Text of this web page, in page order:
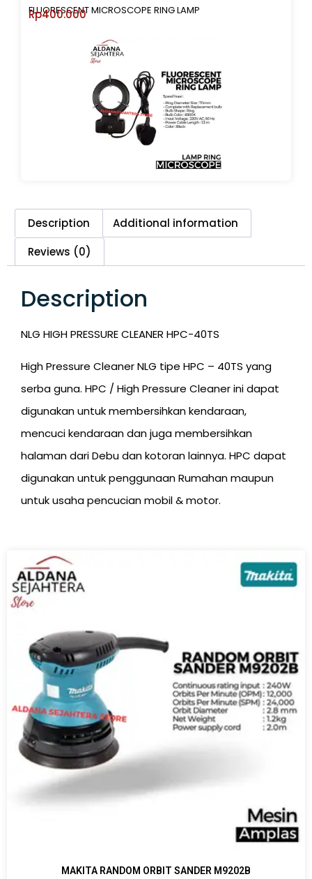
FLUORESCENT MICROSCOPE RING LAMP
Rp400.000
Description
Additional information
Reviews (0)
Description
NLG HIGH PRESSURE CLEANER HPC-40TS
High Pressure Cleaner NLG tipe HPC – 40TS yang
serba guna. HPC / High Pressure Cleaner ini dapat
digunakan untuk membersihkan kendaraan,
mencuci kendaraan dan juga membersihkan
halaman dari Debu dan kotoran lainnya. HPC dapat
digunakan untuk penggunaan Rumahan maupun
untuk usaha pencucian mobil & motor.
MAKITA RANDOM ORBIT SANDER M9202B